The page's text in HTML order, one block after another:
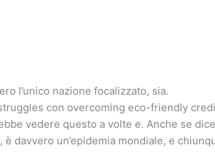
l’unico nazione focalizzato, sia.
con overcoming eco-friendly
vedere questo a volte e. Anche se
è davvero un’epidemia mondiale, e